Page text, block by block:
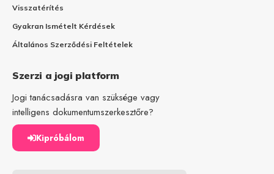
Visszatérítés
Gyakran Ismételt Kérdések
Általános Szerződési Feltételek
Szerzi a jogi platform
Jogi tanácsadásra van szüksége vagy
intelligens dokumentumszerkesztőre?
Kipróbálom